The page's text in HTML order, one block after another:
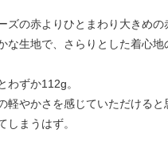
ズの赤よりひとまわり大きめの
な生地で、さらりとした着心地
わずか112g。
軽やかさを感じていただける
しまうはず。